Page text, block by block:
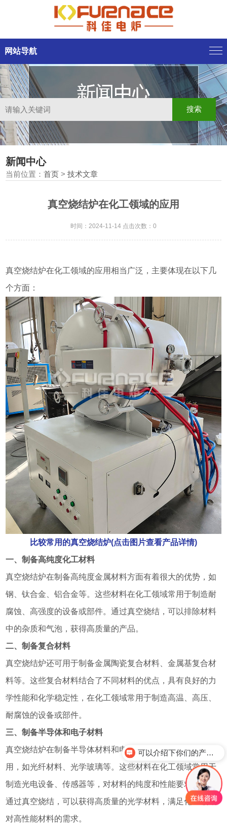
网站导航
新闻中心
当前位置：首页 >技术文章
真空烧结炉在化工领域的应用
时间：2024-11-14 点击次数：0
真空烧结炉在化工领域的应用相当广泛，主要体现在以下几
个方面：
比较常用的真空烧结炉(点击图片查看产品详情)
一、制备高纯度化工材料
真空烧结炉在制备高纯度金属材料方面有着很大的优势，如
钢、钛合金、铝合金等。这些材料在化工领域常用于制造耐
腐蚀、高强度的设备或部件。通过真空烧结，可以排除材料
中的杂质和气泡，获得高质量的产品。
二、制备复合材料
真空烧结炉还可用于制备金属陶瓷复合材料、金属基复合材
料等。这些复合材料结合了不同材料的优点，具有良好的力
学性能和化学稳定性，在化工领域常用于制造高温、高压、
耐腐蚀的设备或部件。
三、制备半导体和电子材料
真空烧结炉在制备半导体材料和电子材料方面也有着重要应
用，如光纤材料、光学玻璃等。这些材料在化工领域常用于
制造光电设备、传感器等，对材料的纯度和性能要求较高。
通过真空烧结，可以获得高质量的光学材料，满足化工领域
对高性能材料的需求。
可以介绍下你们的产品么？